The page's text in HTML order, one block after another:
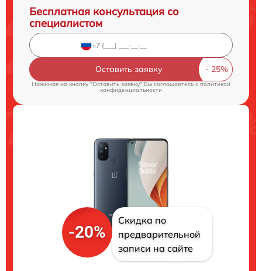
Бесплатная консультация со
специалистом
Оставить заявку
Нажимая на кнопку "Оставить заявку" Вы соглашаетесь c политикой
конфиденциальности
-20%
Скидка по
предварительной
записи на сайте